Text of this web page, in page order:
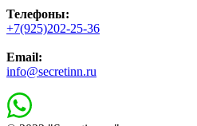
Телефоны:
+7(925)202-25-36
Email:
info@secretinn.ru